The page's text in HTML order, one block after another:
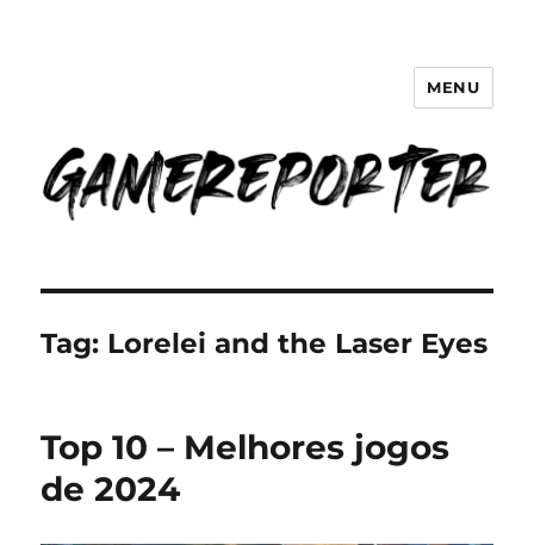
GameReporter | Cultura Gamer
MENU
Tag: Lorelei and the Laser Eyes
Top 10 – Melhores jogos
de 2024